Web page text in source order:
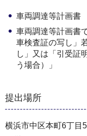
車両調達等計画書
車両調達等計画書
車検査証の写し」
し」又は「引受証
う場合）」
提出場所
横浜市中区本町6丁目